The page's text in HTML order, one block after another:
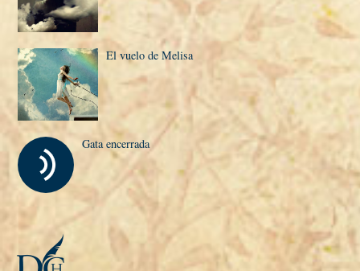
El vuelo de Melisa
Gata encerrada